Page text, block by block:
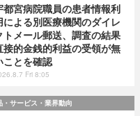
都宮病院職員の患者情報利
による別医療機関のダイレ
トメール郵送、調査の結果
接的金銭的利益の受領が無
ことを確認
Fri 8:05
・サービス・業界動向